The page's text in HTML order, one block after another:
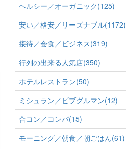
ヘルシー／オーガニック(125)
安い／格安／リーズナブル(1172)
接待／会食／ビジネス(319)
行列の出来る人気店(350)
ホテルレストラン(50)
ミシュラン／ビブグルマン(12)
合コン／コンパ(15)
モーニング／朝食／朝ごはん(61)